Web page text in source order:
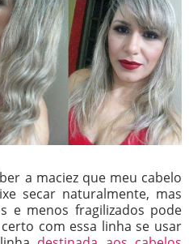
a maciez que meu cabelo
secar naturalmente, mas
e menos fragilizados pode
com essa linha se usar